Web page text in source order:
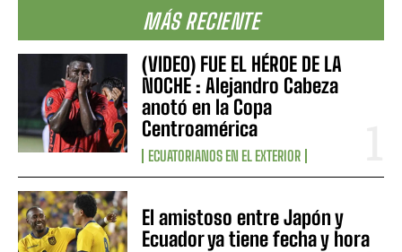
MÁS RECIENTE
(VIDEO) FUE EL HÉROE DE LA
NOCHE : Alejandro Cabeza
anotó en la Copa
Centroamérica
ECUATORIANOS EN EL EXTERIOR
El amistoso entre Japón y
Ecuador ya tiene fecha y hora